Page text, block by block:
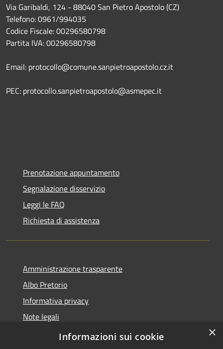
Via Garibaldi, 124 - 88040 San Pietro Apostolo (CZ)
Telefono: 0961/994035
Codice Fiscale: 00296580798
Partita IVA: 00296580798
Email: protocollo@comune.sanpietroapostolo.cz.it
PEC: protocollo.sanpietroapostolo@asmepec.it
Prenotazione appuntamento
Segnalazione disservizio
Leggi le FAQ
Richiesta di assistenza
Amministrazione trasparente
Albo Pretorio
Informativa privacy
Note legali
Dichiarazione di accessibilità
×
Informazioni sui cookie